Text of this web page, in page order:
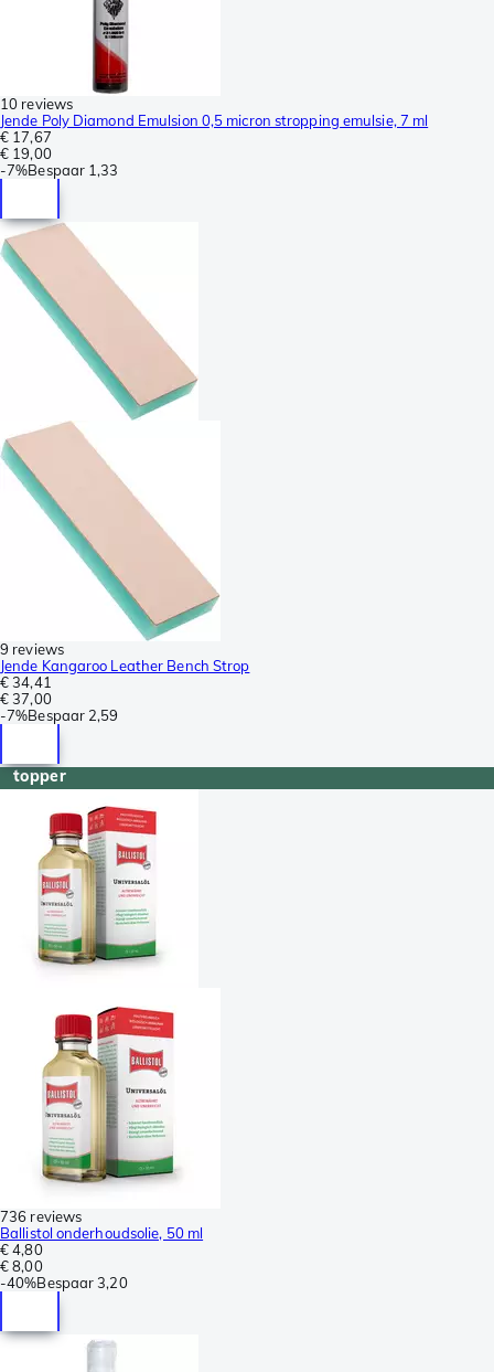
10 reviews
Jende Poly Diamond Emulsion 0,5 micron stropping emulsie, 7 ml
€ 17,67
€ 19,00
-7%Bespaar 1,33
9 reviews
Jende Kangaroo Leather Bench Strop
€ 34,41
€ 37,00
-7%Bespaar 2,59
topper
736 reviews
Ballistol onderhoudsolie, 50 ml
€ 4,80
€ 8,00
-40%Bespaar 3,20